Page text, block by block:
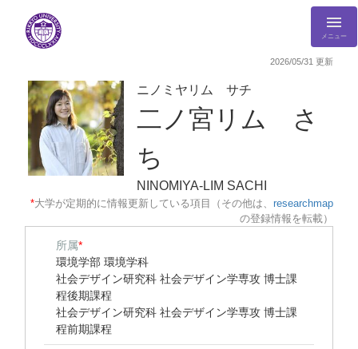
メニュー
2026/05/31 更新
ニノミヤリム サチ
二ノ宮リム さ
ち
NINOMIYA-LIM SACHI
*大学が定期的に情報更新している項目（その他は、 researchmap
の登録情報を転載）
所属*
環境学部 環境学科
社会デザイン研究科 社会デザイン学専攻 博士課
程後期課程
社会デザイン研究科 社会デザイン学専攻 博士課
程前期課程